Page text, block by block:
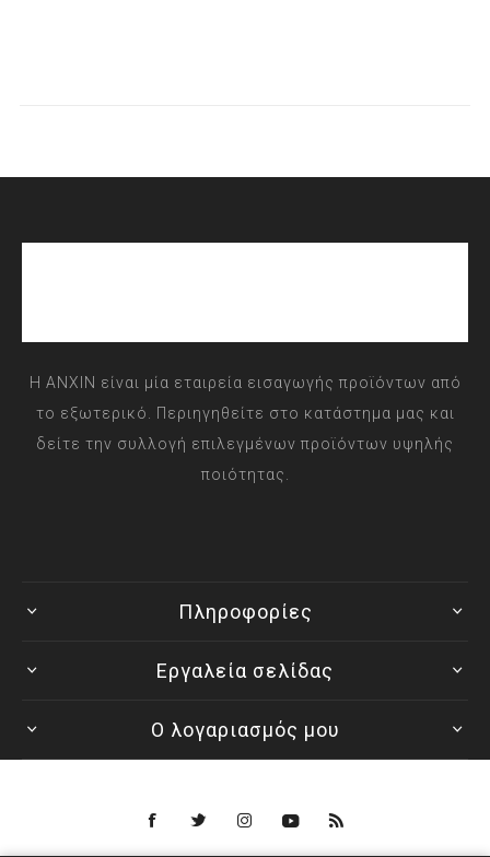
Η ANXIN είναι μία εταιρεία εισαγωγής προϊόντων από
το εξωτερικό. Περιηγηθείτε στο κατάστημα μας και
δείτε την συλλογή επιλεγμένων προϊόντων υψηλής
ποιότητας.
Πληροφορίες
Εργαλεία σελίδας
Ο λογαριασμός μου